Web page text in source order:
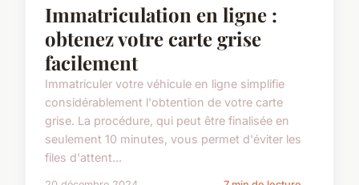
Immatriculation en ligne :
obtenez votre carte grise
facilement
Immatriculer votre véhicule en ligne simplifie
considérablement l'obtention de votre carte
grise. La procédure, qui peut être finalisée en
seulement 10 minutes, vous permet d'éviter les
files d'attent...